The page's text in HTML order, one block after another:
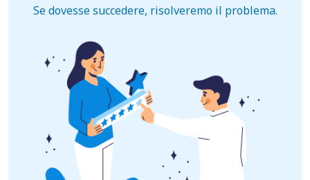
Se dovesse succedere, risolveremo il problema.